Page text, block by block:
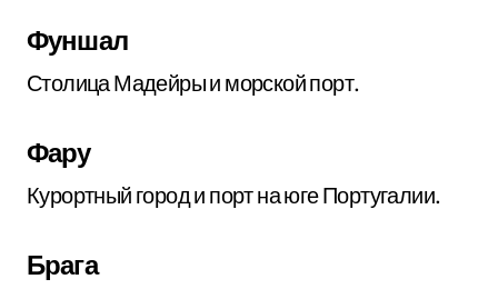
Фуншал
Столица Мадейры и морской порт.
Фару
Курортный город и порт на юге Португалии.
Брага